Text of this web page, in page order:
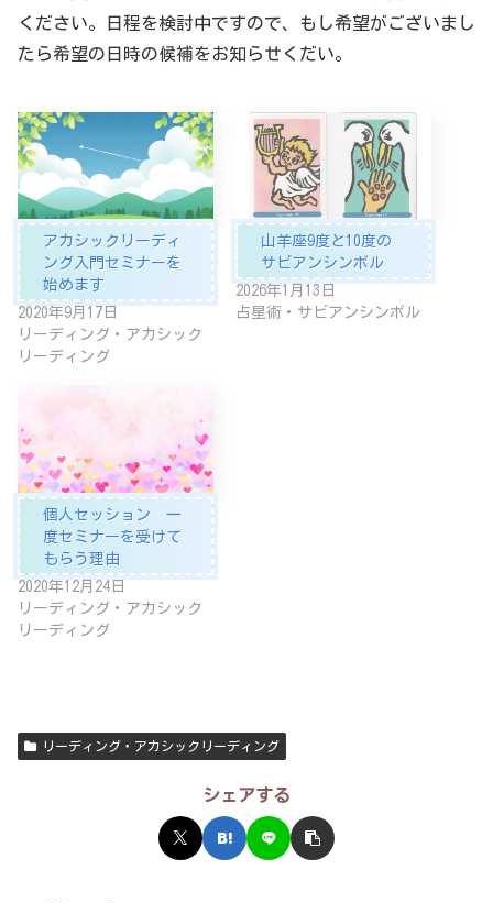
ください。日程を検討中ですので、もし希望がございまし
たら希望の日時の候補をお知らせくだい。
アカシックリーディ
ング入門セミナーを
始めます
2020年9月17日
リーディング・アカシック
リーディング
山羊座9度と10度の
サビアンシンボル
2026年1月13日
占星術・サビアンシンボル
個人セッション 一
度セミナーを受けて
もらう理由
2020年12月24日
リーディング・アカシック
リーディング
リーディング・アカシックリーディング
シェアする